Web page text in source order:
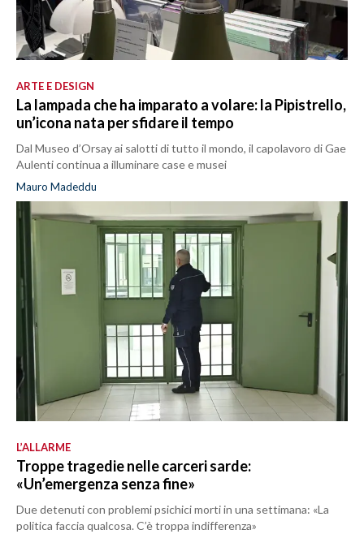
ARTE E DESIGN
La lampada che ha imparato a volare: la Pipistrello,
un’icona nata per sfidare il tempo
Dal Museo d’Orsay ai salotti di tutto il mondo, il capolavoro di Gae
Aulenti continua a illuminare case e musei
Mauro Madeddu
L’ALLARME
Troppe tragedie nelle carceri sarde:
«Un’emergenza senza fine»
Due detenuti con problemi psichici morti in una settimana: «La
politica faccia qualcosa. C’è troppa indifferenza»